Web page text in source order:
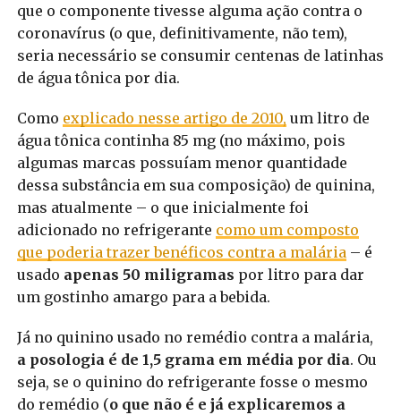
que o componente tivesse alguma ação contra o
coronavírus (o que, definitivamente, não tem),
seria necessário se consumir centenas de latinhas
de água tônica por dia.
Como explicado nesse artigo de 2010, um litro de
água tônica continha 85 mg (no máximo, pois
algumas marcas possuíam menor quantidade
dessa substância em sua composição) de quinina,
mas atualmente – o que inicialmente foi
adicionado no refrigerante como um composto
que poderia trazer benéficos contra a malária – é
usado apenas 50 miligramas por litro para dar
um gostinho amargo para a bebida.
Já no quinino usado no remédio contra a malária,
a posologia é de 1,5 grama em média por dia. Ou
seja, se o quinino do refrigerante fosse o mesmo
do remédio (o que não é e já explicaremos a